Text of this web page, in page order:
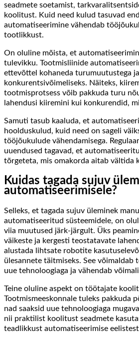
seadmete soetamist,
koolitust. Kuid need kulud tasuvad
automatiseerimine vähendab
tootlikkust.
On oluline mõista, et
tulevikku. Tootmisliinide
ettevõttel kohaneda turumuutustega
konkurentsivõimeliseks. Näiteks,
tootmisprotsess võib pakkuda turu
lahendusi kiiremini kui konkurendid,
Samuti tasub kaaluda, et
hoolduskulud, kuid need on sageli
tööjõukulude vähendamisega.
uuendused tagavad, et
tõrgeteta, mis omakorda aitab vältida
Kuidas tagada sujuv
automatiseerimisele?
Selleks, et tagada sujuv üleminek
automatiseeritud süsteemidele, on
viia muutused järk-järgult. Üks
väikeste ja kergesti teostatavate
alustada lihtsate robotite
ülesannete täitmiseks. See võimaldab
uue tehnoloogiaga ja vähendab
Teine oluline aspekt on töötajate
Tootmismeeskonnale tuleks pakkuda
nad saaksid uue tehnoloogiaga
nii praktilist koolitust seadmete
teadlikkust automatiseerimise